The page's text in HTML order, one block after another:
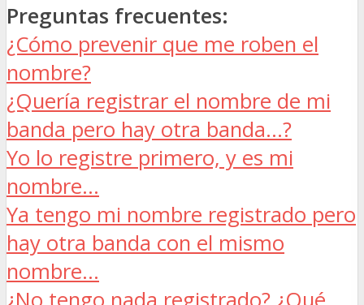
Preguntas frecuentes:
¿Cómo prevenir que me roben el
nombre?
¿Quería registrar el nombre de mi
banda pero hay otra banda…?
Yo lo registre primero, y es mi
nombre…
Ya tengo mi nombre registrado pero
hay otra banda con el mismo
nombre…